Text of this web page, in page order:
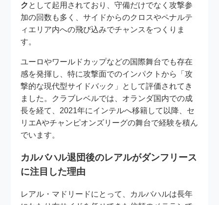
ク として起用されており、守備だけでなく攻撃参
加の回数も多く、サイドからのクロスやペナルテ
ィエリア内への飛び込みでチャンスをつくりま
す。
ユーロやワールドカップなどの国際舞台でも存在
感を発揮し、特に攻撃面でのインパクトから「攻
撃的な現代型サイドバック」として評価されてき
ました。クラブレベルでは、オランダ国内での成
長を経て、2021年にインテルへ移籍して以降、セ
リエAやチャンピオンズリーグの舞台で経験を積ん
でいます。
カルバハル退団後のレアルがダンフリース
に注目した理由
レアル・マドリードにとって、カルバハルは長年